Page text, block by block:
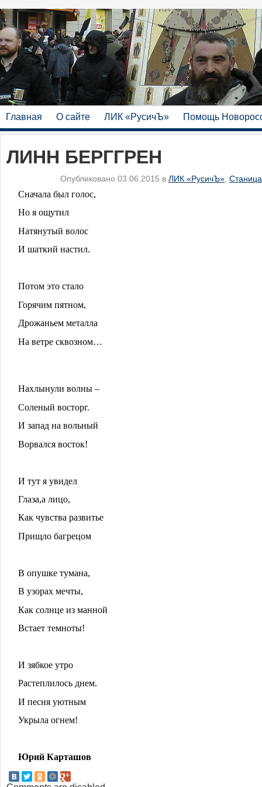
Главная О сайте ЛИК «РусичЪ» Помощь
ЛИНН БЕРГГРЕН
Опубликовано 03.06.2015 в ЛИК «РусичЪ»
Сначала был голос,
Но я ощутил
Натянутый волос
И шаткий настил.
Потом это стало
Горячим пятном,
Дрожаньем металла
На ветре сквозном…
Нахлынули волны –
Соленый восторг.
И запад на вольный
Ворвался восток!
И тут я увидел
Глаза,а лицо,
Как чувства развитье
Прищло багрецом
В опушке тумана,
В узорах мечты,
Как солнце из манной
Встает темноты!
И зябкое утро
Растеплилось днем.
И песня уютным
Укрыла огнем!
Юрий Карташов